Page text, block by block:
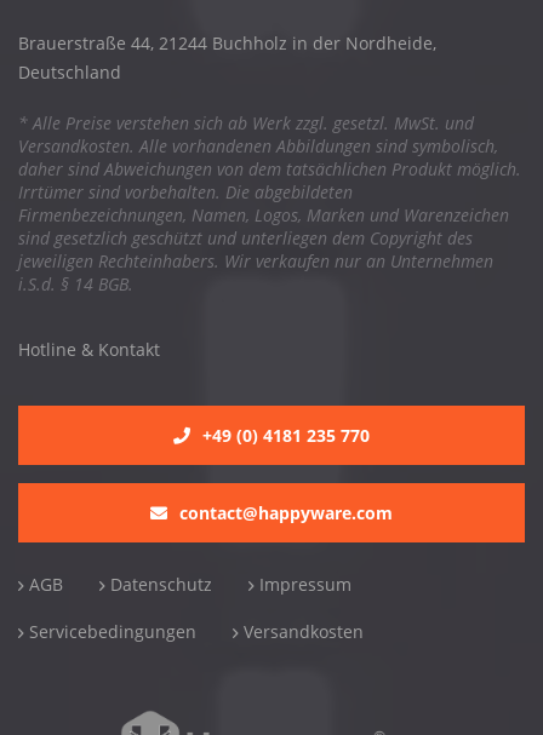
Brauerstraße 44, 21244 Buchholz in der Nordheide,
Deutschland
* Alle Preise verstehen sich ab Werk zzgl. gesetzl. MwSt. und
Versandkosten. Alle vorhandenen Abbildungen sind symbolisch,
daher sind Abweichungen von dem tatsächlichen Produkt möglich.
Irrtümer sind vorbehalten. Die abgebildeten
Firmenbezeichnungen, Namen, Logos, Marken und Warenzeichen
sind gesetzlich geschützt und unterliegen dem Copyright des
jeweiligen Rechteinhabers. Wir verkaufen nur an Unternehmen
i.S.d. § 14 BGB.
Hotline & Kontakt
+49 (0) 4181 235 770
contact@happyware.com
AGB Datenschutz Impressum
Servicebedingungen Versandkosten